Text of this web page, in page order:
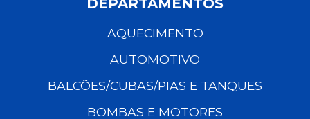
DEPARTAMENTOS
AQUECIMENTO
AUTOMOTIVO
BALCÕES/CUBAS/PIAS E TANQUES
BOMBAS E MOTORES